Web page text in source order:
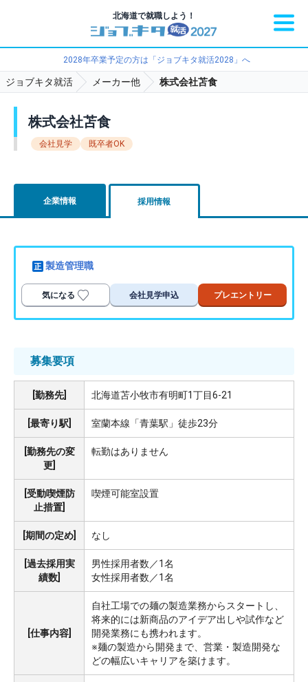
北海道で就職しよう！
2028年卒業予定の方は「ジョブキタ就活2028」へ
ジョブキタ就活 メーカー他 株式会社苫食
株式会社苫食
会社見学 既卒者OK
企業情報 採用情報
製造管理職
気になる 会社見学申込 プレエントリー
募集要項
[勤務先] 北海道苫小牧市有明町1丁目6-21
[最寄り駅] 室蘭本線「青葉駅」徒歩23分
[勤務先の変
更]
転勤はありません
[受動喫煙防
止措置]
喫煙可能室設置
[期間の定め] なし
[過去採用実
績数]
男性採用者数／1名
女性採用者数／1名
[仕事内容]
自社工場での麺の製造業務からスタートし、
将来的には新商品のアイデア出しや試作など
開発業務にも携われます。
※麺の製造から開発まで、営業・製造開発な
どの幅広いキャリアを築けます。